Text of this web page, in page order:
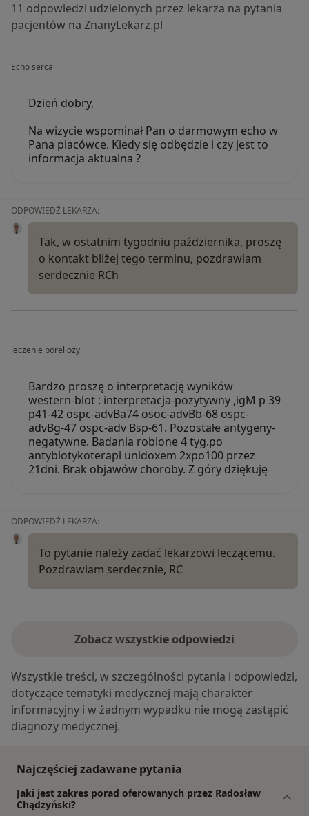
11 odpowiedzi udzielonych przez lekarza na pytania
pacjentów na ZnanyLekarz.pl
Echo serca
Dzień dobry,
Na wizycie wspominał Pan o darmowym echo w
Pana placówce. Kiedy się odbędzie i czy jest to
informacja aktualna ?
ODPOWIEDŹ LEKARZA:
Tak, w ostatnim tygodniu października, proszę
o kontakt bliżej tego terminu, pozdrawiam
serdecznie RCh
leczenie boreliozy
Bardzo proszę o interpretację wyników
western-blot : interpretacja-pozytywny ,igM p 39
p41-42 ospc-advBa74 osoc-advBb-68 ospc-
advBg-47 ospc-adv Bsp-61. Pozostałe antygeny-
negatywne. Badania robione 4 tyg.po
antybiotykoterapi unidoxem 2xpo100 przez
21dni. Brak objawów choroby. Z góry dziękuję
ODPOWIEDŹ LEKARZA:
To pytanie należy zadać lekarzowi leczącemu.
Pozdrawiam serdecznie, RC
Zobacz wszystkie odpowiedzi
Wszystkie treści, w szczególności pytania i odpowiedzi,
dotyczące tematyki medycznej mają charakter
informacyjny i w żadnym wypadku nie mogą zastąpić
diagnozy medycznej.
Najczęściej zadawane pytania
Jaki jest zakres porad oferowanych przez Radosław
Chądzyński?